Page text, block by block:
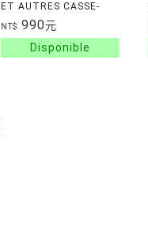
ET AUTRES CASSE-
TETE - 100 PETITS
PROBLEMES
MATHEMATIQUES
NT$ 990元